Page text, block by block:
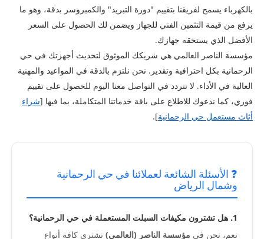
بالكهرباء يسمح لفريقنا بتقييم "دورة التبريد" والكمبروسر بدقة، وهو ما
يرفع من قيمة التثمين الفني للجهاز ويضمن لك الحصول على السعر
الأفضل الذي يستحقه جهازك.
مؤسسة الناصر العالمي هي شريكك الموثوق لتحديث أجهزتك في حي
الرحمانية بكل احترافية وتقدير. نحن نلتزم بالدقة في المواعيد والمهنية
العالية في الأداء. لا تتردد في التواصل معنا اليوم للحصول على تقييم
فوري، كما ندعوك للاطلاع على باقة خدماتنا المتكاملة، بما فيها [شراء
أثاث مستعمل حي الرحمانية].
❓ الأسئلة الشائعة لعملائنا في حي الرحمانية
وشمال الرياض
1. هل تشترون مكيفات السبلت المستعملة في حي الرحمانية؟
نعم، نحن في مؤسسة الناصر (العالمي)نشتري كافة أنواع